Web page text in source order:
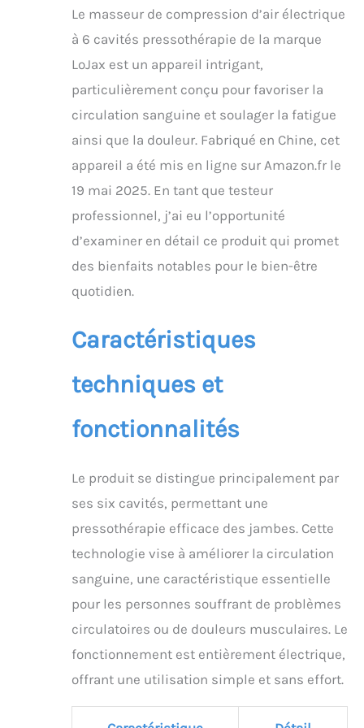
pressotherapie jambier
à domicile permet de
240 mmHg) et la durée
(0-30 minutes) selon
Spécifiquement conçu
pour soulager la fatigue
récupération sportive,
les douleurs des
jambes et la relaxation
quotidienne, il répond
aux besoins de
récupération
personnalisés Appareil
chambres offrent une
pression plus précise.
Du pied au haut du
dégonflage séquentiels
professionnel pour
cibler chaque zone de la
bottes pressothérapie
drainage lymphatique
jambes. Technologie de
Pompe à Air Ultra-
silencieuse : L'appareil
de massage par
pressothérapie
fonctionne avec un
faible, vous permettant
Le masseur de compression d’air électrique
à 6 cavités pressothérapie de la marque
LoJax est un appareil intrigant,
particulièrement conçu pour favoriser la
circulation sanguine et soulager la fatigue
ainsi que la douleur. Fabriqué en Chine, cet
appareil a été mis en ligne sur Amazon.fr le
19 mai 2025. En tant que testeur
professionnel, j’ai eu l’opportunité
d’examiner en détail ce produit qui promet
des bienfaits notables pour le bien-être
quotidien.
Caractéristiques
techniques et
fonctionnalités
Le produit se distingue principalement par
ses six cavités, permettant une
pressothérapie efficace des jambes. Cette
technologie vise à améliorer la circulation
sanguine, une caractéristique essentielle
pour les personnes souffrant de problèmes
circulatoires ou de douleurs musculaires. Le
fonctionnement est entièrement électrique,
offrant une utilisation simple et sans effort.